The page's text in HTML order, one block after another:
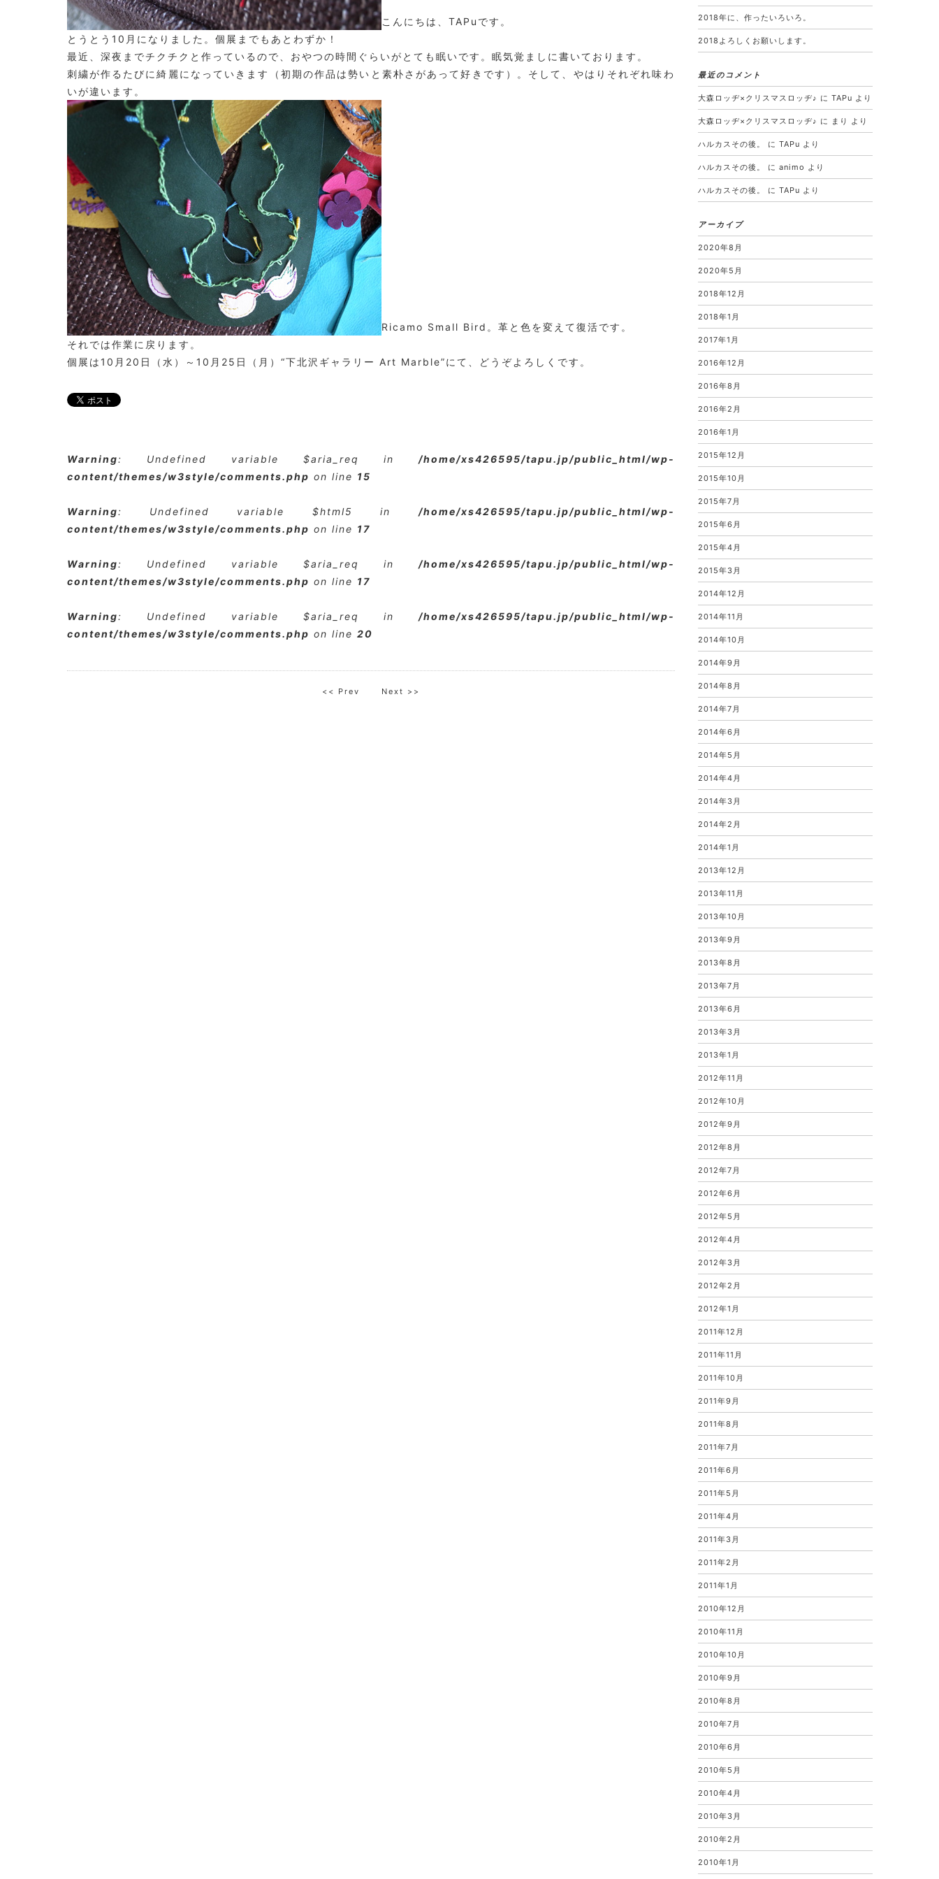
こんにちは、TAPuです。
とうとう10月になりました。個展までもあとわずか！
最近、深夜までチクチクと作っているので、おやつの時間ぐらいがとても眠いです。眠気覚ましに書いております。
刺繍が作るたびに綺麗になっていきます（初期の作品は勢いと素朴さがあって好きです）。そして、やはりそれぞれ味わ
いが違います。
Ricamo Small Bird。革と色を変えて復活です。
それでは作業に戻ります。
個展は10月20日（水）～10月25日（月）“下北沢ギャラリー Art Marble”にて、どうぞよろしくです。
Warning: Undefined variable $aria_req in /home/xs426595/tapu.jp/public_html/wp-
content/themes/w3style/comments.php on line 15
Warning: Undefined variable $html5 in /home/xs426595/tapu.jp/public_html/wp-
content/themes/w3style/comments.php on line 17
Warning: Undefined variable $aria_req in /home/xs426595/tapu.jp/public_html/wp-
content/themes/w3style/comments.php on line 17
Warning: Undefined variable $aria_req in /home/xs426595/tapu.jp/public_html/wp-
content/themes/w3style/comments.php on line 20
<< Prev Next >>
2018年に、作ったいろいろ。
2018よろしくお願いします。
最近のコメント
大森ロッヂ×クリスマスロッヂ♪ に TAPu より
大森ロッヂ×クリスマスロッヂ♪ に まり より
ハルカスその後。 に TAPu より
ハルカスその後。 に animo より
ハルカスその後。 に TAPu より
アーカイブ
2020年8月
2020年5月
2018年12月
2018年1月
2017年1月
2016年12月
2016年8月
2016年2月
2016年1月
2015年12月
2015年10月
2015年7月
2015年6月
2015年4月
2015年3月
2014年12月
2014年11月
2014年10月
2014年9月
2014年8月
2014年7月
2014年6月
2014年5月
2014年4月
2014年3月
2014年2月
2014年1月
2013年12月
2013年11月
2013年10月
2013年9月
2013年8月
2013年7月
2013年6月
2013年3月
2013年1月
2012年11月
2012年10月
2012年9月
2012年8月
2012年7月
2012年6月
2012年5月
2012年4月
2012年3月
2012年2月
2012年1月
2011年12月
2011年11月
2011年10月
2011年9月
2011年8月
2011年7月
2011年6月
2011年5月
2011年4月
2011年3月
2011年2月
2011年1月
2010年12月
2010年11月
2010年10月
2010年9月
2010年8月
2010年7月
2010年6月
2010年5月
2010年4月
2010年3月
2010年2月
2010年1月